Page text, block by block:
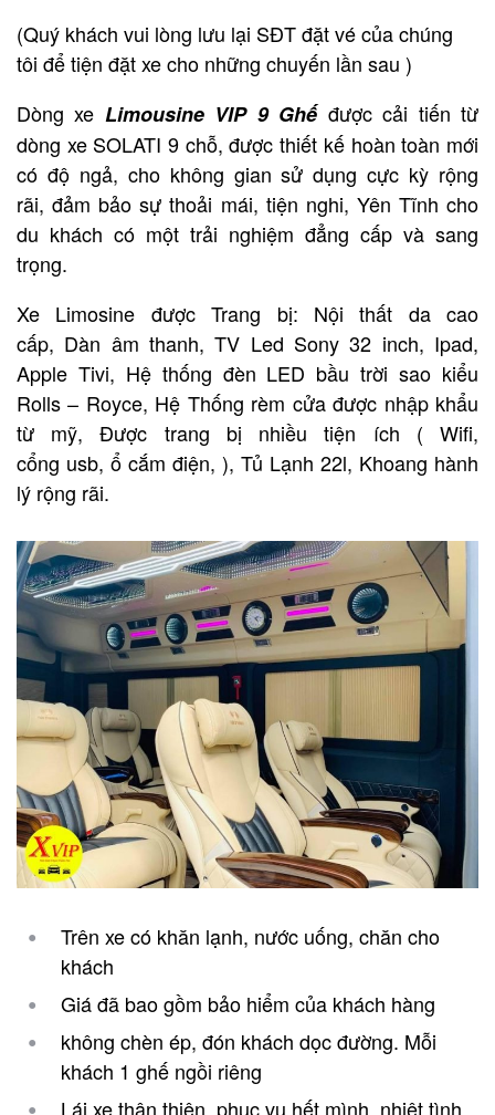
(Quý khách vui lòng lưu lại SĐT đặt vé của chúng
tôi để tiện đặt xe cho những chuyến lần sau )
Dòng xe Limousine VIP 9 Ghếđược cải tiến từ
dòng xe SOLATI 9 chỗ, được thiết kế hoàn toàn mới
có độ ngả, cho không gian sử dụng cực kỳ rộng
rãi, đảm bảo sự thoải mái, tiện nghi, Yên Tĩnh cho
du khách có một trải nghiệm đẳng cấp và sang
trọng.
Xe Limosine được Trang bị: Nội thất da cao
cấp, Dàn âm thanh, TV Led Sony 32 inch, Ipad,
Apple Tivi, Hệ thống đèn LED bầu trời sao kiểu
Rolls – Royce, Hệ Thống rèm cửa được nhập khẩu
từ mỹ, Được trang bị nhiều tiện ích ( Wifi,
cổng usb, ổ cắm điện, ), Tủ Lạnh 22l, Khoang hành
lý rộng rãi.
Trên xe có khăn lạnh, nước uống, chăn cho
khách
Giá đã bao gồm bảo hiểm của khách hàng
không chèn ép, đón khách dọc đường. Mỗi
khách 1 ghế ngồi riêng
Lái xe thân thiện, phục vụ hết mình, nhiệt tình,